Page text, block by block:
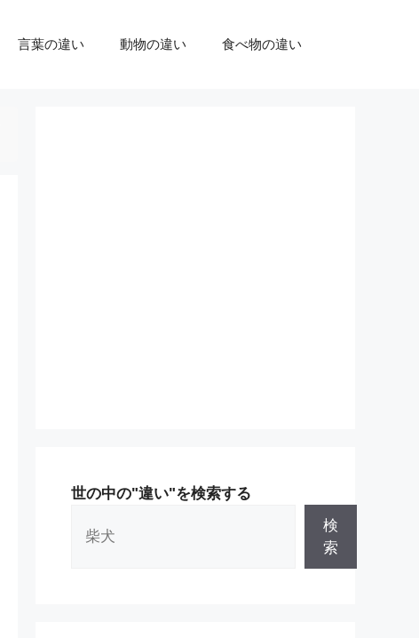
言葉の違い 動物の違い 食べ物の違い
世の中の"違い"を検索する
検
索